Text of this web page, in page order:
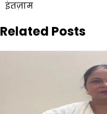
इंतज़ाम
Related Posts